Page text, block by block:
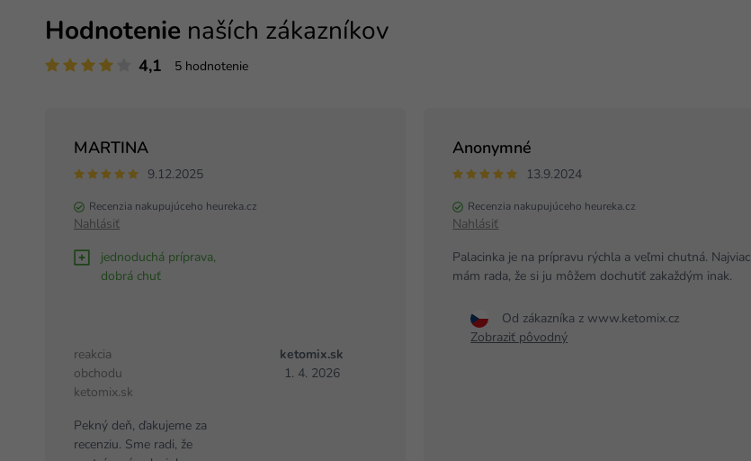
Hodnotenie naších zákazníkov
4,1 5 hodnotenie
MARTINA
9.12.2025
Recenzia nakupujúceho heureka.cz
Nahlásiť
jednoduchá príprava,
dobrá chuť
reakcia
obchodu
ketomix.sk
Pekný deň, ďakujeme za
recenziu. Sme radi, že
ketomix.sk
1. 4. 2026
Anonymné
13.9.2024
Recenzia nakupujúceho heureka.cz
Nahlásiť
Palacinka je na prípravu rýchla a veľmi chutná. Najviac
mám rada, že si ju môžem dochutiť zakaždým inak.
Od zákazníka z www.ketomix.cz
Zobraziť pôvodný